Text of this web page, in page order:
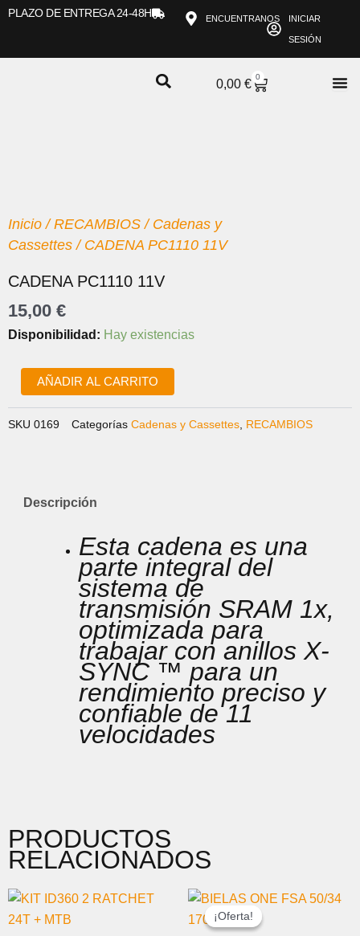
PLAZO DE ENTREGA 24-48H ENCUENTRANOS INICIAR
SESIÓN
0,00€
0
CARRITO
Inicio /RECAMBIOS / Cadenas y
Cassettes / CADENA PC1110 11V
CADENA PC1110 11V
15,00 €
Disponibilidad: Hay existencias
CADENA
cantidadAÑADIR AL CARRITO
SKU 0169 Categorías Cadenas y Cassettes RECAMBIOS
Descripción
Esta cadena es una
parte integral del
sistema de
transmisión SRAM 1x,
optimizada para
trabajar con anillos X-
SYNC ™ para un
rendimiento preciso y
confiable de 11
velocidades
PRODUCTOS
RELACIONADOS
¡Oferta!
¡Oferta!
EL
PRECIO
ORIGINAL
EL